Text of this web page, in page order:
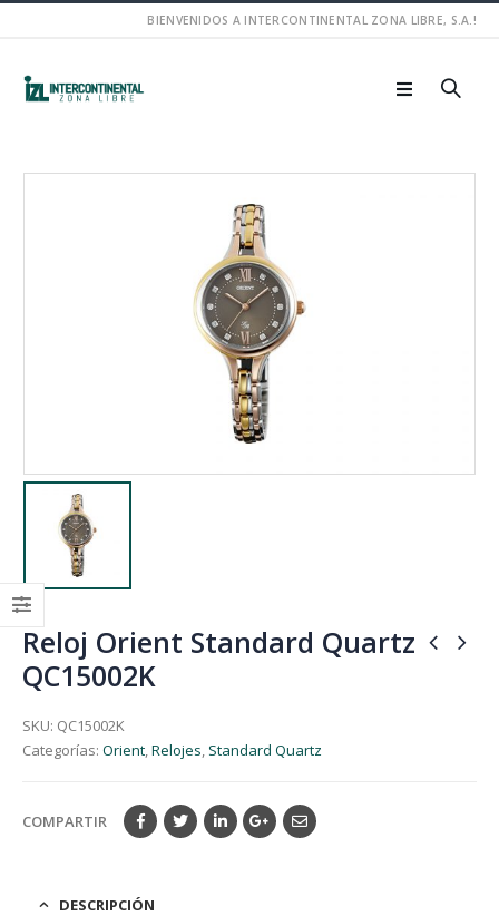
BIENVENIDOS A INTERCONTINENTAL ZONA LIBRE, S.A.!
Reloj Orient Standard Quartz
QC15002K
SKU: QC15002K
Categorías: Orient,Relojes, Standard Quartz
COMPARTIR
DESCRIPCIÓN